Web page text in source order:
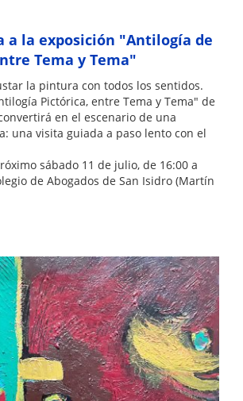
a la exposición "Antilogía de
Tema y Tema"
la pintura con todos los sentidos.
Pictórica, entre Tema y Tema" de
en el escenario de una
una visita guiada a paso lento con el
sábado 11 de julio, de 16:00 a
de Abogados de San Isidro (Martín